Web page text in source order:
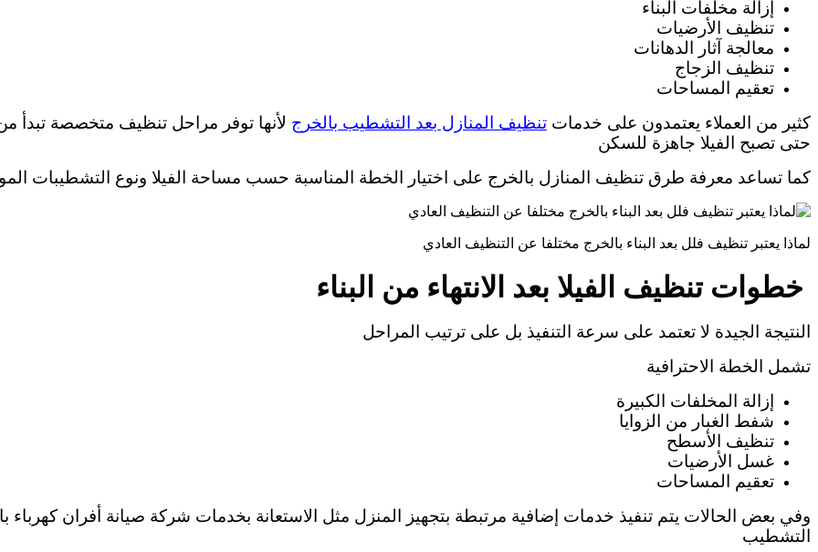
إزالة مخلفات البناء
تنظيف الأرضيات
معالجة آثار الدهانات
تنظيف الزجاج
تعقيم المساحات
كثير من العملاء يعتمدون على خدمات تنظيف المنازل بعد التشطيب بالخرج لأنها توفر مراحل تنظيف متخصصة تبدأ من
حتى تصبح الفيلا جاهزة للسكن
كما تساعد معرفة طرق تنظيف المنازل بالخرج على اختيار الخطة المناسبة حسب مساحة الفيلا ونوع التشطيبات
لماذا يعتبر تنظيف فلل بعد البناء بالخرج مختلفا عن التنظيف العادي
خطوات تنظيف الفيلا بعد الانتهاء من البناء
النتيجة الجيدة لا تعتمد على سرعة التنفيذ بل على ترتيب المراحل
تشمل الخطة الاحترافية
إزالة المخلفات الكبيرة
شفط الغبار من الزوايا
تنظيف الأسطح
غسل الأرضيات
تعقيم المساحات
وفي بعض الحالات يتم تنفيذ خدمات إضافية مرتبطة بتجهيز المنزل مثل الاستعانة بخدمات شركة صيانة أفران كهرباء
التشطيب